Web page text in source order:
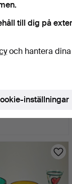
till dig på
och hantera
inställningar